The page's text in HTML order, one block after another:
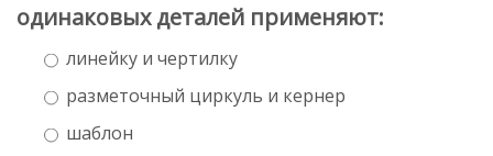
одинаковых деталей применяют:
линейку и чертилку
разметочный циркуль и кернер
шаблон